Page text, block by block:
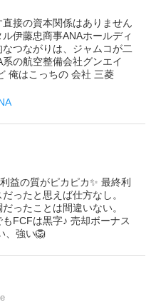
接の資本関係はありません
伊藤忠商事ANAホールディ
つながりは、ジャムコが二
の航空整備会社グンエイ
俺はこっちの 会社 三菱
益の質がピカピカ✨ 最終利
ったと思えば仕方なし。
ったことは間違いない。
FCFは黒字♪ 売却ボーナス
、強い🦁